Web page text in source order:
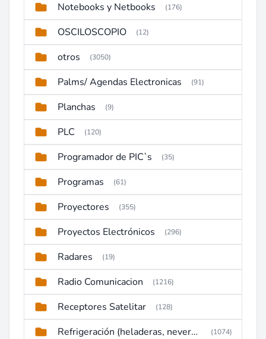
Notebooks y Netbooks (176)
OSCILOSCOPIO (12)
otros (3050)
Palms/ Agendas Electronicas (91)
Planchas (9)
PLC (120)
Programador de PIC`s (35)
Programas (61)
Proyectores (355)
Proyectos Electrónicos (296)
Radares (19)
Radio Comunicacion (1216)
Receptores Satelitar (128)
Refrigeración (heladeras, neveras, congeladores) (1074)